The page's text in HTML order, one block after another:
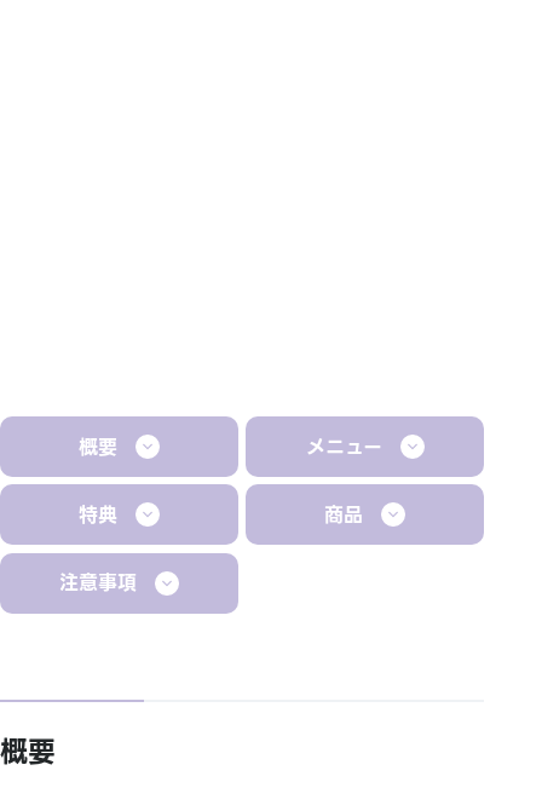
概要 メニュー
特典 商品
注意事項
概要